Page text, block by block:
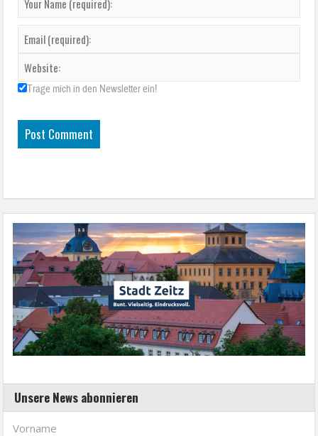
Trage mich in den Newsletter ein!
Unsere News abonnieren
Vorname